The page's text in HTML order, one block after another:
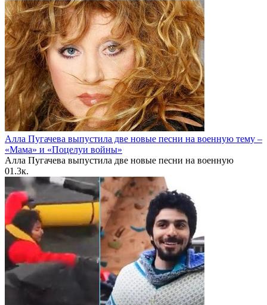
Алла Пугачева выпустила две новые песни на военную тему –
«Мама» и «Поцелуи войны»
Алла Пугачева выпустила две новые песни на военную
01.3к.